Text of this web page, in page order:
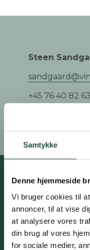
Samtykke
Denne hjemmeside
Vi bruger cookies til
annoncer, til at vise
at analysere vores
din brug af vores
for sociale medier,
Steen
+45 76 40 82 63
Tilmeld